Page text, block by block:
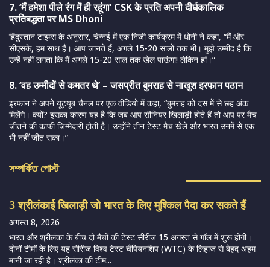
7. ‘मैं हमेशा पीले रंग में ही रहूंगा’ CSK के प्रति अपनी दीर्घकालिक
प्रतिबद्धता पर MS Dhoni
हिंदुस्तान टाइम्स के अनुसार, चेन्नई में एक निजी कार्यक्रम में धोनी ने कहा, “मैं और
सीएसके, हम साथ हैं। आप जानते हैं, अगले 15-20 सालों तक भी। मुझे उम्मीद है कि
उन्हें नहीं लगता कि मैं अगले 15-20 साल तक खेल पाऊंगा! लेकिन हां।”
8. ‘वह उम्मीदों से कमतर थे’ – जसप्रीत बुमराह से नाखुश इरफान पठान
इरफान ने अपने यूट्यूब चैनल पर एक वीडियो में कहा, “बुमराह को दस में से छह अंक
मिलेंगे। क्यों? इसका कारण यह है कि जब आप सीनियर खिलाड़ी होते हैं तो आप पर मैच
जीतने की काफी जिम्मेदारी होती है। उन्होंने तीन टेस्ट मैच खेले और भारत उनमें से एक
भी नहीं जीत सका।”
সম্পর্কিত পোস্ট
3 श्रीलंकाई खिलाड़ी जो भारत के लिए मुश्किल पैदा कर सकते हैं
अगस्त 8, 2026
भारत और श्रीलंका के बीच दो मैचों की टेस्ट सीरीज 15 अगस्त से गॉल में शुरू होगी।
दोनों टीमों के लिए यह सीरीज विश्व टेस्ट चैंपियनशिप (WTC) के लिहाज से बेहद अहम
मानी जा रही है। श्रीलंका की टीम...